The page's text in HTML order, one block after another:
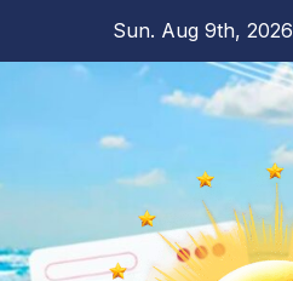
Sun. Aug 9th, 2026